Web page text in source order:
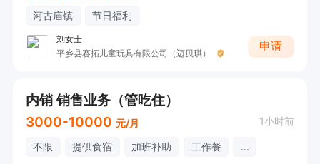
河古庙镇 节日福利
刘女士
平乡县赛拓儿童玩具有限公司（迈贝琪）
申请
内销 销售业务（管吃住）
3000-10000 元/月 1小时前
不限 提供食宿 加班补助 工作餐 ...